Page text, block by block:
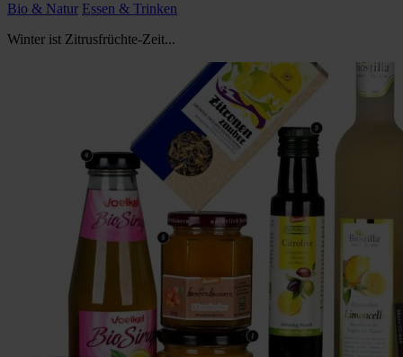
Bio & Natur Essen & Trinken
Winter ist Zitrusfrüchte-Zeit...